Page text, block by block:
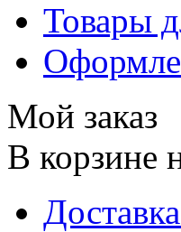
Товары
Мой заказ
В корзине